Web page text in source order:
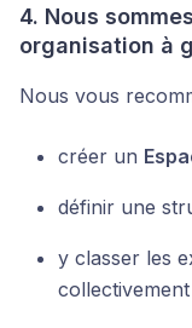
4. Nous
organisation à
Nous vous
créer un
définir une
y classer les
collectivement